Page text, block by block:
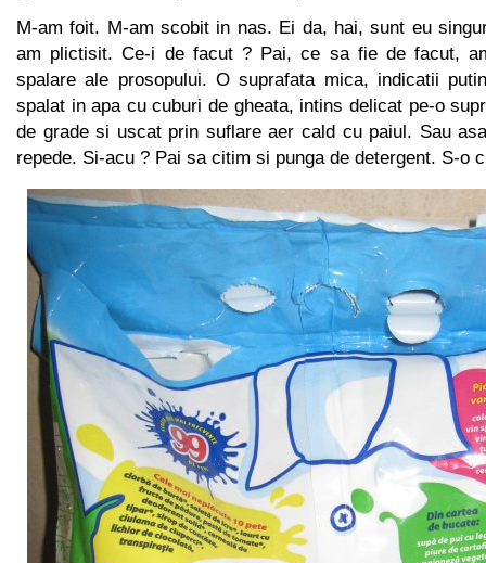
M-am foit. M-am scobit in nas. Ei da, hai, sunt eu
am plictisit. Ce-i de facut ? Pai, ce sa fie de facut,
spalare ale prosopului. O suprafata mica, indicatii
spalat in apa cu cuburi de gheata, intins delicat pe-o
de grade si uscat prin suflare aer cald cu paiul. Sau
repede. Si-acu ? Pai sa citim si punga de detergent. S-o